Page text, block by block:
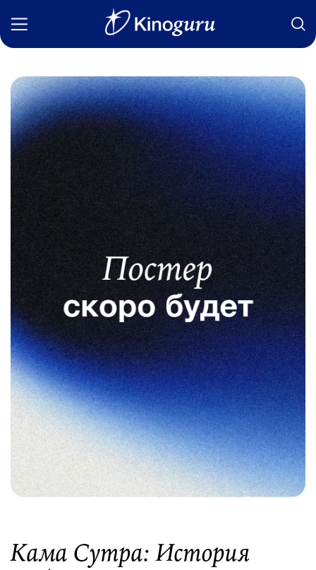
Фильмы
Статьи
Сериалы
Новости
Подборки
Рецензии
О нас
Авторы
Кама Сутра: История